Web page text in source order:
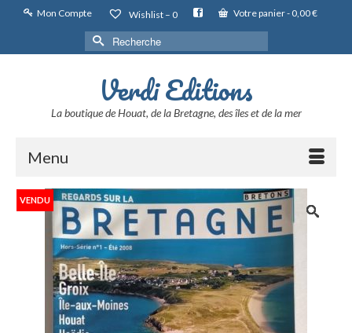
Mon Compte Wishlist – 0 Votre panier- 0,00€
Rechercher :
Verdi Editions
La boutique de Houat, de la Bretagne, des îles et de la mer
Menu
VENDU